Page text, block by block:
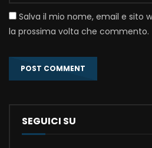
Salva il mio nome, email e sito
la prossima volta che commento.
SEGUICI SU